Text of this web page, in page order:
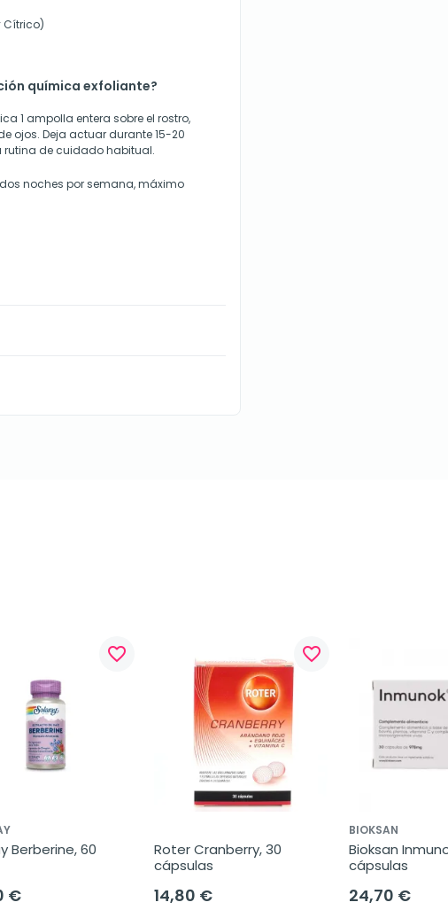
Cítrico)
química exfoliante?
1 ampolla entera sobre el rostro,
ojos. Deja actuar durante 15-20
rutina de cuidado habitual.
noches por semana, máximo
favorite_border
Berberine, 60
€
favorite_border
Roter Cranberry, 30
cápsulas
14,80 €
BIOKSAN
Bioksan
cápsulas
24,70 €